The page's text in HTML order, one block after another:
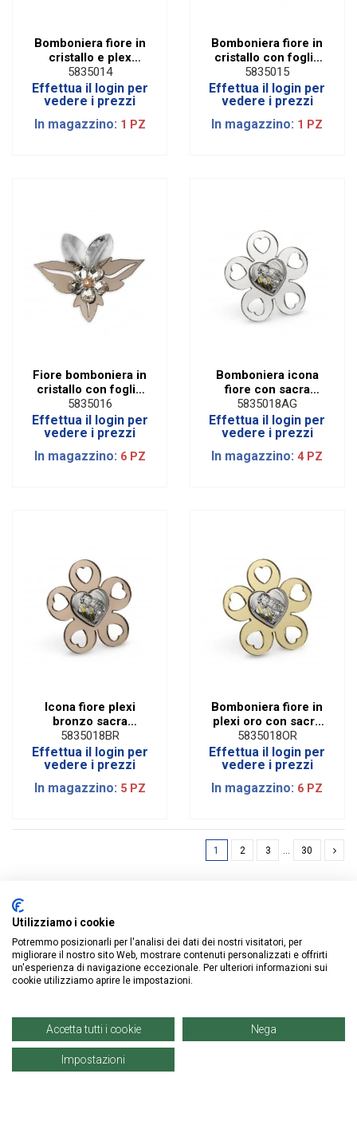
Bomboniera fiore in
cristallo e plex
argento
5835014
Effettua il login per
vedere i prezzi
In magazzino: 1 PZ
Bomboniera fiore in
cristallo con foglie
oro
5835015
Effettua il login per
vedere i prezzi
In magazzino: 1 PZ
Fiore bomboniera in
cristallo con foglie
rame
5835016
Effettua il login per
vedere i prezzi
In magazzino: 6 PZ
Bomboniera icona
fiore con sacra
famiglia
5835018AG
Effettua il login per
vedere i prezzi
In magazzino: 4 PZ
Icona fiore plexi
bronzo sacra
famiglia
5835018BR
Effettua il login per
vedere i prezzi
In magazzino: 5 PZ
Bomboniera fiore in
plexi oro con sacra
famiglia
5835018OR
Effettua il login per
vedere i prezzi
In magazzino: 6 PZ
1 2 3 30
ISCRIVITI ALLA NEWSLETTER
Utilizziamo i cookie
Potremmo posizionarli per l'analisi dei dati dei nostri visitatori, per
migliorare il nostro sito Web, mostrare contenuti personalizzati e offrirti
un'esperienza di navigazione eccezionale. Per ulteriori informazioni sui
cookie utilizziamo aprire le impostazioni.
Accetta tutti i cookie Nega
Impostazioni